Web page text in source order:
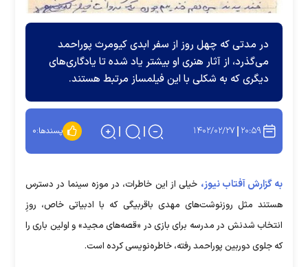
در مدتی که چهل روز از سفر ابدی کیومرث پوراحمد
می‌گذرد، از آثار هنری او بیشتر یاد شده تا یادگاری‌های
دیگری که به شکلی با این فیلمساز مرتبط هستند.
۲۰:۵۹ ۱۴۰۲/۰۲/۲۷ پسندها:۰
به گزارش آفتاب نیوز، خیلی از این خاطرات، در موزه سینما در دسترس
هستند مثل روزنوشت‌های مهدی باقربیگی که با ادبیاتی خاص، روزِ
انتخاب شدنش در مدرسه برای بازی در «قصه‌های مجید» و اولین باری را
که جلوی دوربین پوراحمد رفته، خاطره‌نویسی کرده است.